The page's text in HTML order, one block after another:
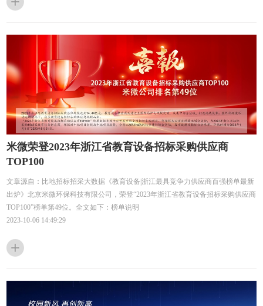
米微荣登2023年浙江省教育设备招标采购供应商
TOP100
文章源自：比地招标招采大数据《教育设备|浙江最具竞争力供应商百强榜单最新
出炉》北京米微环保科技有限公司，荣登“2023年浙江省教育设备招标采购供应商
TOP100”榜单第49位。全文如下：榜单说明
2023-10-06 14:49:29